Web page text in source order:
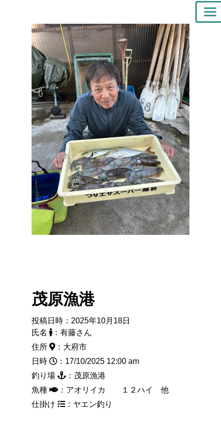
茂原漁港
投稿日時：2025年10月18日
氏名
：有藤さん
住所
：大府市
日時
：17/10/2025 12:00 am
釣り場
：茂原漁港
魚種
：アオリイカ １２ハイ 他
仕掛け
：ヤエン釣り